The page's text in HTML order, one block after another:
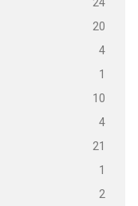
24
20
4
1
10
4
21
1
2